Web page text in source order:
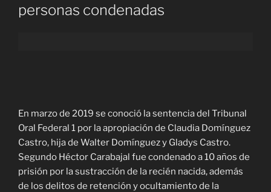
personas condenadas
En marzo de 2019 se conoció la sentencia del Tribunal
Oral Federal 1 por la apropiación de Claudia Domínguez
Castro, hija de Walter Domínguez y Gladys Castro.
Segundo Héctor Carabajal fue condenado a 10 años de
prisión por la sustracción de la recién nacida, además
de los delitos de retención y ocultamiento de la